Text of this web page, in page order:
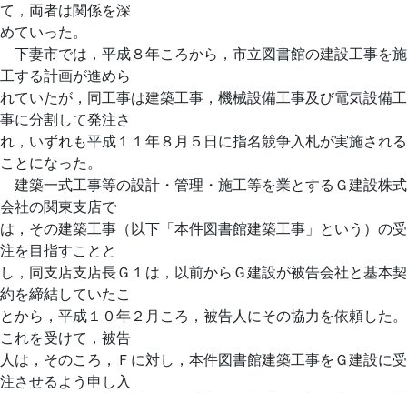
て，両者は関係を深
めていった。
下妻市では，平成８年ころから，市立図書館の建設工事を施
工する計画が進めら
れていたが，同工事は建築工事，機械設備工事及び電気設備工
事に分割して発注さ
れ，いずれも平成１１年８月５日に指名競争入札が実施される
ことになった。
建築一式工事等の設計・管理・施工等を業とするＧ建設株式
会社の関東支店で
は，その建築工事（以下「本件図書館建築工事」という）の受
注を目指すことと
し，同支店支店長Ｇ１は，以前からＧ建設が被告会社と基本契
約を締結していたこ
とから，平成１０年２月ころ，被告人にその協力を依頼した。
これを受けて，被告
人は，そのころ，Ｆに対し，本件図書館建築工事をＧ建設に受
注させるよう申し入